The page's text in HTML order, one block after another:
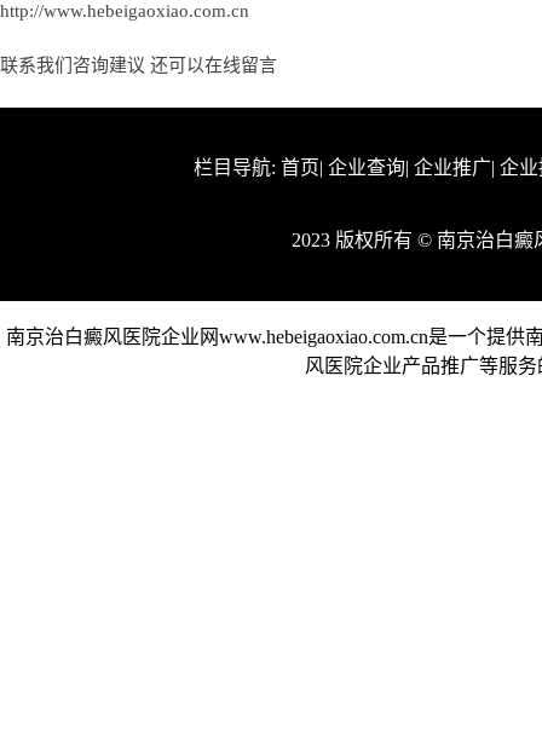
http://www.hebeigaoxiao.com.cn
联系我们咨询建议 还可以在线留言
栏目导航: 首页| 企业查询| 企业推广| 企
2023 版权所有 © 南京治白
南京治白癜风医院企业网www.hebeigaoxiao.com.cn是一个提
风医院企业产品推广等服